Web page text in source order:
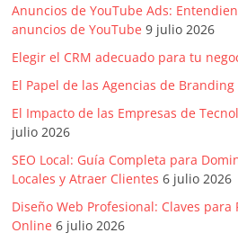
Anuncios de YouTube Ads:
anuncios de YouTube 9 julio 2026
Elegir el CRM adecuado para tu
El Papel de las Agencias de
El Impacto de las Empresas de
julio 2026
SEO Local: Guía Completa para
Locales y Atraer Clientes 6 julio 2026
Diseño Web Profesional: Claves
Online 6 julio 2026